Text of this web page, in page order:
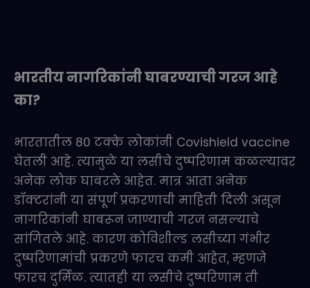
भारतीय नागरिकांनी घाबरण्याची गरज आहे
का?
भारतातील 80 टक्के लोकांनी Covishield vaccine
घेतली आहे. त्यामुळे या लसीचे दुष्परिणाम कळल्यावर
अनेक लोक घाबरले आहेत. मात्र आता अनेक
डॉक्टरांनी या संपूर्ण प्रकरणाची माहिती दिली असून
नागरिकांनी घाबरून जाण्याची गरज नसल्याचे
सांगितले आहे. कारण कोविशील्ड लसीच्या गंभीर
दुष्परिणामांची प्रकरणे फारच कमी आहेत, म्हणजे
फारच दुर्मिळ. त्यातही या लसीचे दुष्परिणाम ती